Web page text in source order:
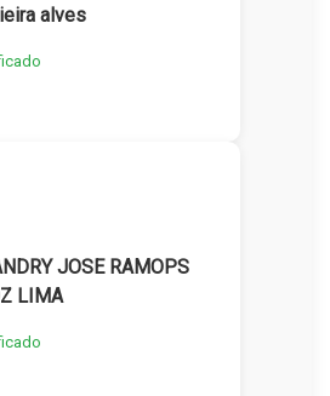
alves
JOSE RAMOPS
LIMA